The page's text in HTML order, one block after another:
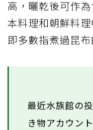
高，曬乾後可作
本料理和朝鮮料
即多數指煮過昆布
最近水族館の
き物アカウン